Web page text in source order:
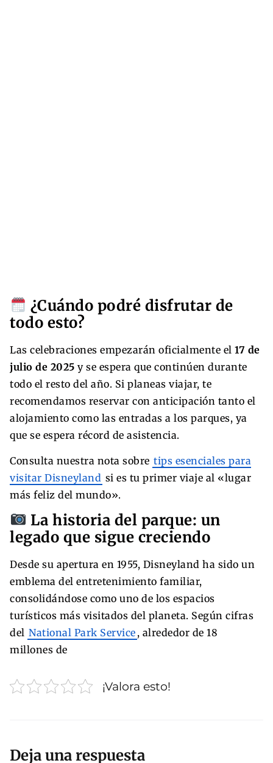
¿Cuándo podré disfrutar de
todo esto?
Las celebraciones empezarán oficialmente el 17 de
julio de 2025 y se espera que continúen durante
todo el resto del año. Si planeas viajar, te
recomendamos reservar con anticipación tanto el
alojamiento como las entradas a los parques, ya
que se espera récord de asistencia.
Consulta nuestra nota sobre tips esenciales para
visitar Disneyland si es tu primer viaje al «lugar
más feliz del mundo».
La historia del parque: un
legado que sigue creciendo
Desde su apertura en 1955, Disneyland ha sido un
emblema del entretenimiento familiar,
consolidándose como uno de los espacios
turísticos más visitados del planeta. Según cifras
del National Park Service , alrededor de 18
millones de
¡Valora esto!
Deja una respuesta